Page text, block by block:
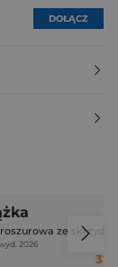
DOŁĄCZ
ze
2026